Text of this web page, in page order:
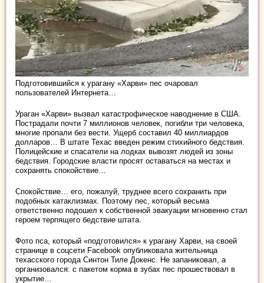
Подготовившийся к урагану «Харви» пес очаровал
пользователей Интернета…
Ураган «Харви» вызвал катастрофическое наводнение в США.
Пострадали почти 7 миллионов человек, погибли три человека,
многие пропали без вести. Ущерб составил 40 миллиардов
долларов… В штате Техас введен режим стихийного бедствия.
Полицейские и спасатели на лодках вывозят людей из зоны
бедствия. Городские власти просят оставаться на местах и
сохранять спокойствие…
Спокойствие… его, пожалуй, труднее всего сохранить при
подобных катаклизмах. Поэтому пес, который весьма
ответственно подошел к собственной эвакуации мгновенно стал
героем терпящего бедствие штата.
Фото пса, который «подготовился» к урагану Харви, на своей
странице в соцсети Facebook опубликовала жительница
техасского города Синтон Тиле Докенс. Не запаниковал, а
организовался: с пакетом корма в зубах пес прошествовал в
укрытие…